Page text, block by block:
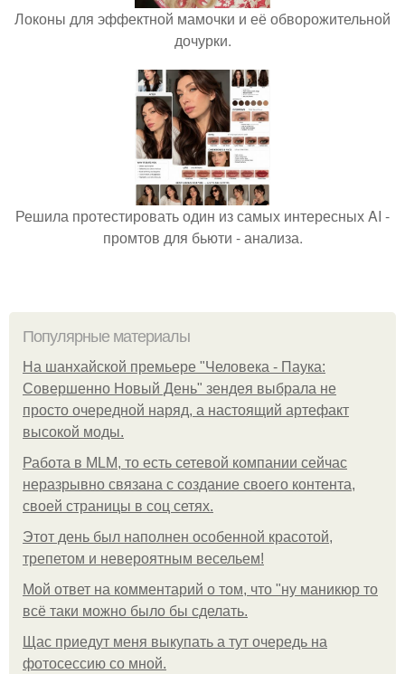
Локоны для эффектной мамочки и её обворожительной
дочурки.
Решила протестировать один из самых интересных AI -
промтов для бьюти - анализа.
Популярные материалы
На шанхайской премьере "Человека - Паука:
Совершенно Новый День" зендея выбрала не
просто очередной наряд, а настоящий артефакт
высокой моды.
Работа в MLM, то есть сетевой компании сейчас
неразрывно связана с создание своего контента,
своей страницы в соц сетях.
Этот день был наполнен особенной красотой,
трепетом и невероятным весельем!
Мой ответ на комментарий о том, что "ну маникюр то
всё таки можно было бы сделать.
Щас приедут меня выкупать а тут очередь на
фотосессию со мной.